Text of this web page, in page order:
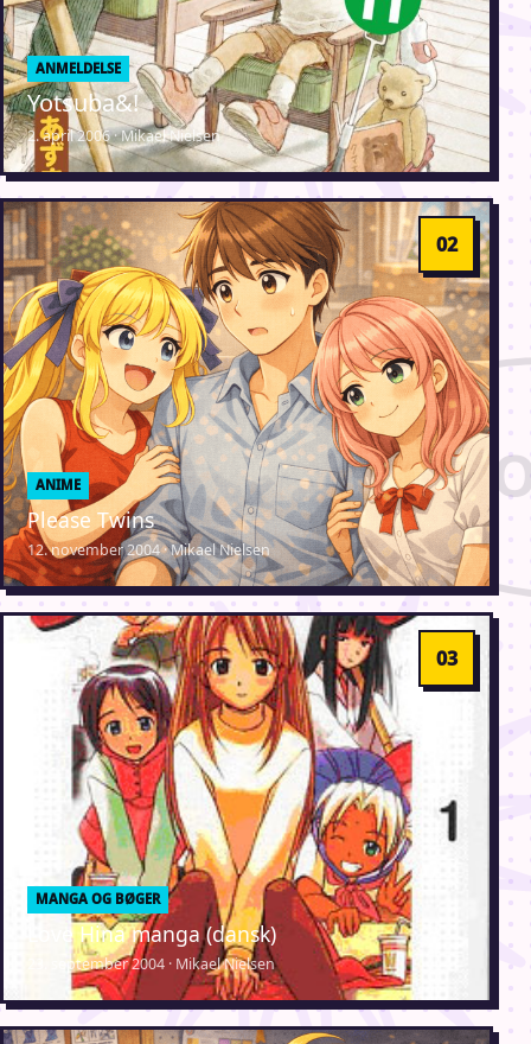
ANMELDELSE
Yotsuba&!
2. april 2006 · Mikael Nielsen
ANIME
Please Twins
12. november 2004 · Mikael Nielsen
MANGA OG BØGER
Love Hina manga (dansk)
23. september 2004 · Mikael Nielsen